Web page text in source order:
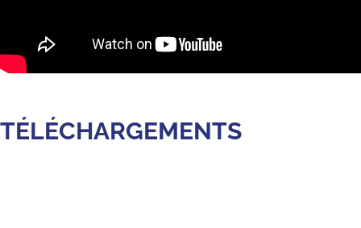
TÉLÉCHARGEMENTS